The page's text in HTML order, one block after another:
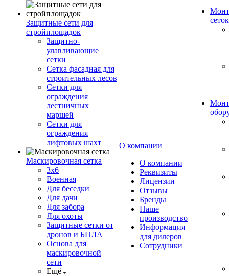
Защитные сети для
стройплощадок
Защитно-
улавливающие
сетки
Сетка фасадная для
строительных лесов
Сетки для
ограждения
лестничных
маршей
Сетки для
ограждения
лифтовых шахт
Маскировочная сетка
3х6
Военная
Для беседки
Для дачи
Для забора
Для охоты
Защитные сетки от
дронов и БПЛА
Основа для
маскировочной
сети
Ещё
О компании
О компании
Реквизиты
Лицензии
Отзывы
Бренды
Наше
производство
Информация
для дилеров
Сотрудники
сеток